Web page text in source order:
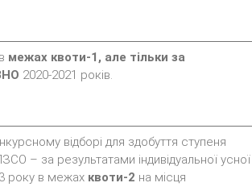
межах квоти-1, але тільки за
2020-2021 років.
відборі для здобуття ступеня
– за результатами індивідуальної усної
року в межах квоти-2 на місця